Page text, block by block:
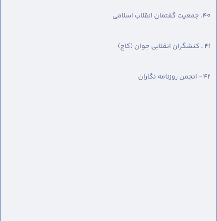
٤۰. جمعیت گفتمان انقلاب اسلامی
٤١ . کنشگران انقلابی جوان (کاج)
٤٢- انجمن روزنامه نگاران